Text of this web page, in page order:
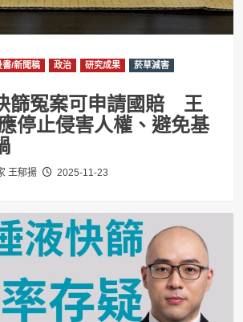
書/新聞稿 政治 研究成果
菸草減害
篩冤案可申請國賠 王
停止侵害人權、避免基
王郁揚 2025-11-23